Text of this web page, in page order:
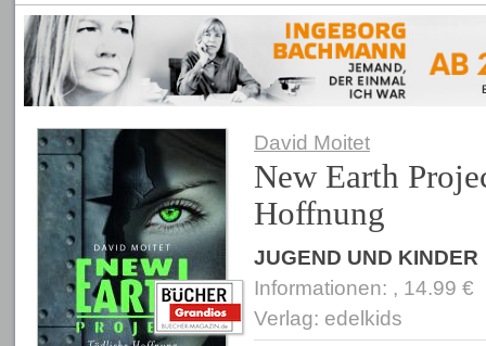
David Moitet
New Earth
Hoffnung
JUGEND UND KINDER
Informationen: , 14.99 €
Verlag: edelkids